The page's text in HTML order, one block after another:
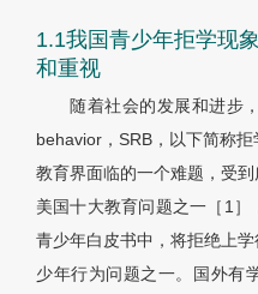
1.1我国青少年拒学现
和重视
随着社会的发展和进步
behavior，SRB，以下简称
教育界面临的一个难题，受
美国十大教育问题之一［1
青少年白皮书中，将拒绝上
少年行为问题之一。国外有